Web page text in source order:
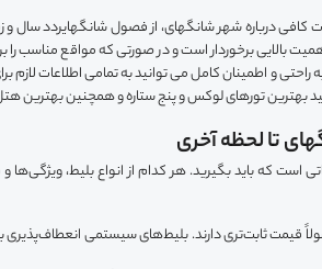
کافی درباره شهر شانگهای، از فصول شانگهایردد
بالایی برخوردار است و در صورتی که مواقع مناسب
و اطمینان کامل می توانید به تمامی اطلاعات
بهترین تورهای لوکس و پنج ستاره و همچنین بهترین
تا لحظه آخری
که باید بگیرید. هر کدام از انواع بلیط، ویژگی‌ها
ثابت‌تری دارند. بلیط‌های سیستمی انعطاف‌پذیری